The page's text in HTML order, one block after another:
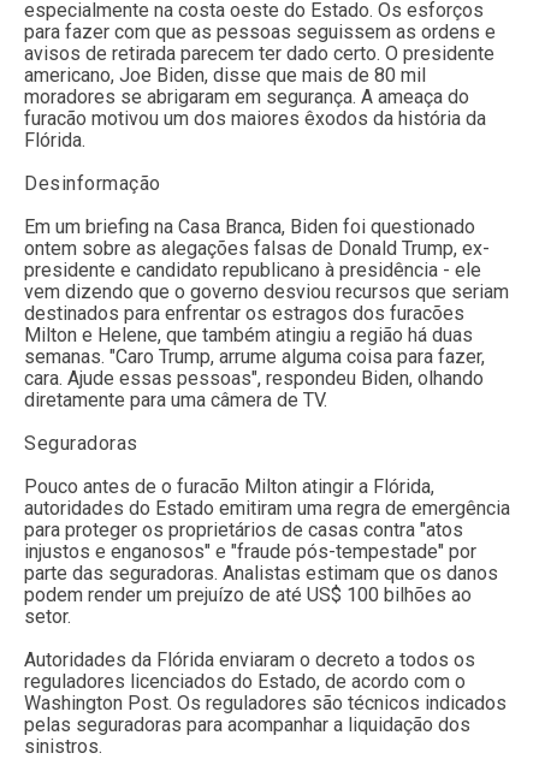
especialmente na costa oeste do Estado. Os esforços
para fazer com que as pessoas seguissem as ordens e
avisos de retirada parecem ter dado certo. O presidente
americano, Joe Biden, disse que mais de 80 mil
moradores se abrigaram em segurança. A ameaça do
furacão motivou um dos maiores êxodos da história da
Flórida.
Desinformação
Em um briefing na Casa Branca, Biden foi questionado
ontem sobre as alegações falsas de Donald Trump, ex-
presidente e candidato republicano à presidência - ele
vem dizendo que o governo desviou recursos que seriam
destinados para enfrentar os estragos dos furacões
Milton e Helene, que também atingiu a região há duas
semanas. "Caro Trump, arrume alguma coisa para fazer,
cara. Ajude essas pessoas", respondeu Biden, olhando
diretamente para uma câmera de TV.
Seguradoras
Pouco antes de o furacão Milton atingir a Flórida,
autoridades do Estado emitiram uma regra de emergência
para proteger os proprietários de casas contra "atos
injustos e enganosos" e "fraude pós-tempestade" por
parte das seguradoras. Analistas estimam que os danos
podem render um prejuízo de até US$ 100 bilhões ao
setor.
Autoridades da Flórida enviaram o decreto a todos os
reguladores licenciados do Estado, de acordo com o
Washington Post. Os reguladores são técnicos indicados
pelas seguradoras para acompanhar a liquidação dos
sinistros.